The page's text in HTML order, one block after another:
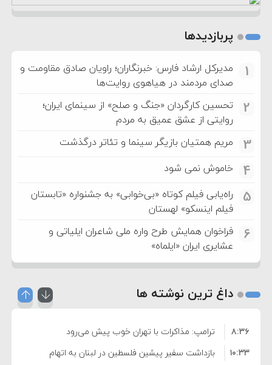
پربازدیدها
1
مدیرکل ارشاد فارس: خبرنگاران؛ راویان صادق مقاومت و
صدای مردمند در هیاهوی روایت‌ها
2
تحسین کارگردان «جنگ و صلح» از سینمای ایران؛
روایتی از عشق عمیق به مردم
3 مریم همتیان بازیگر سینما و تئاتر درگذشت
4 خاموش نمی شود
5
راه‌یابی فیلم کوتاه «بی‌خوابی» به جشنواره «تابستان
فیلم اینسکو» لهستان
6
فراخوان همایش طرح واره ملی شاعران ایلیاتی و
عشایری ایران «ایلماه»
داغ ترین نوشته ها
ترامپ: مذاکرات با تهران خوب پیش می‌رود
۸:۳۶
بازداشت سفیر پیشین فلسطین در لبنان به اتهام
۱۰:۳۳